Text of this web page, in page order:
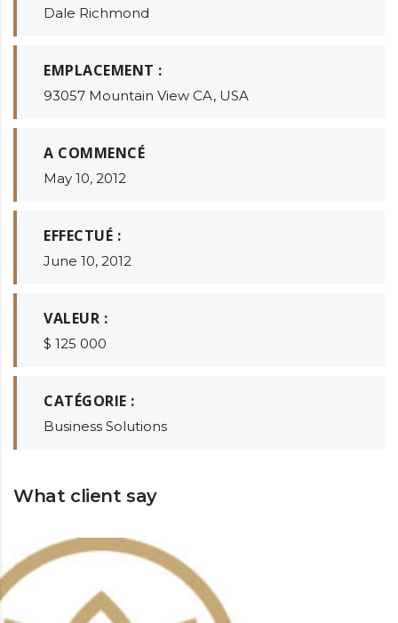
Dale Richmond
EMPLACEMENT :
93057 Mountain View CA, USA
A COMMENCÉ
May 10, 2012
EFFECTUÉ :
June 10, 2012
VALEUR :
$ 125 000
CATÉGORIE :
Business Solutions
What client say